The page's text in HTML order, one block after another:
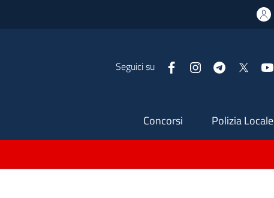
Seguici su FacebookInstagramTelegram
Secondaria
Concorsi Polizia Locale